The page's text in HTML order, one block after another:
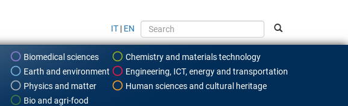
IT | EN
Biomedical sciences
Chemistry and materials technology
Earth and environment
Engineering, ICT, energy and transportation
Physics and matter
Human sciences and cultural heritage
Bio and agri-food